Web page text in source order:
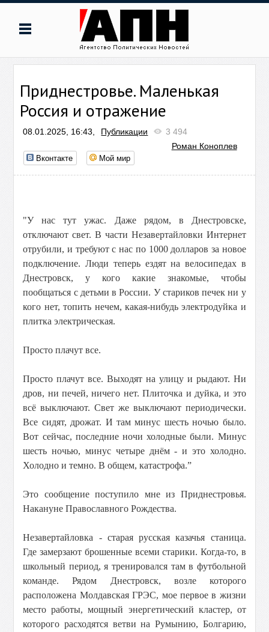
Приднестровье. Маленькая
Россия и отражение
08.01.2025, 16:43, Публикации
3 494
Роман Коноплев
Вконтакте Мой мир
"У нас тут ужас. Даже рядом, в Днестровске,
отключают свет. В части Незавертайловки Интернет
отрубили, и требуют с нас по 1000 долларов за новое
подключение. Люди теперь ездят на велосипедах в
Днестровск, у кого какие знакомые, чтобы
пообщаться с детьми в России. У стариков печек ни у
кого нет, топить нечем, какая-нибудь электродуйка и
плитка электрическая.
Просто плачут все.
Просто плачут все. Выходят на улицу и рыдают. Ни
дров, ни печей, ничего нет. Плиточка и дуйка, и это
всё выключают. Свет же выключают периодически.
Все сидят, дрожат. И там минус шесть ночью было.
Вот сейчас, последние ночи холодные были. Минус
шесть ночью, минус четыре днём - и это холодно.
Холодно и темно. В общем, катастрофа.”
Это сообщение поступило мне из Приднестровья.
Накануне Православного Рождества.
Незавертайловка - старая русская казачья станица.
Где замерзают брошенные всеми старики. Когда-то, в
школьный период, я тренировался там в футбольной
команде. Рядом Днестровск, возле которого
расположена Молдавская ГРЭС, мое первое в жизни
место работы, мощный энергетический кластер, от
которого расходятся ветви на Румынию, Болгарию,